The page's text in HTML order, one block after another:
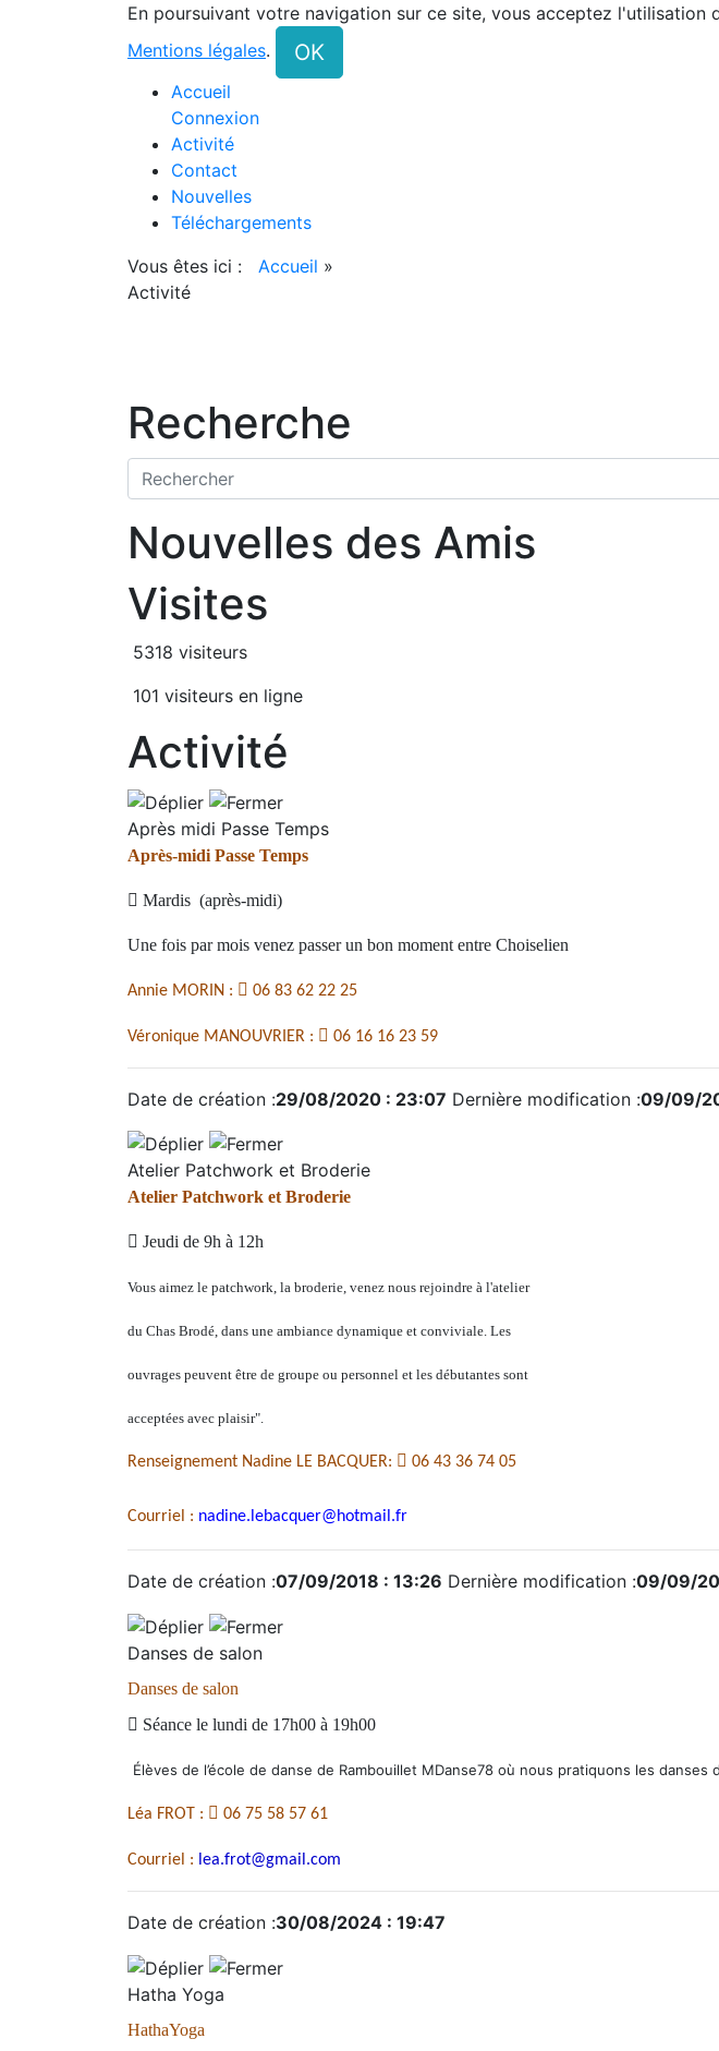
En poursuivant votre navigation sur ce site, vous acceptez
Mentions légales. OK
Accueil
Connexion
Activité
Contact
Nouvelles
Téléchargements
Vous êtes ici :
Accueil »
Activité
Recherche
Nouvelles des Amis
Visites
5318 visiteurs
101 visiteurs en ligne
Activité
Après midi Passe Temps
Après-midi Passe Temps
 Mardis (après-midi)
Une fois par mois venez passer un bon moment entre Choiselien
Annie MORIN :  06 83 62 22 25
Véronique MANOUVRIER :  06 16 16 23 59
Date de création :29/08/2020 : 23:07 Dernière modification :09/09/
Atelier Patchwork et Broderie
Atelier Patchwork et Broderie
 Jeudi de 9h à 12h
Vous aimez le patchwork, la broderie, venez nous rejoindre à l'atelier
du Chas Brodé, dans une ambiance dynamique et conviviale. Les
ouvrages peuvent être de groupe ou personnel et les débutantes sont
acceptées avec plaisir".
Renseignement Nadine LE BACQUER:  06 43 36 74 05
Courriel : nadine.lebacquer@hotmail.fr
Date de création :07/09/2018 : 13:26 Dernière modification :09/09/
Danses de salon
Danses de salon
 Séance le lundi de 17h00 à 19h00
Élèves de l’école de danse de Rambouillet MDanse78 où nous pratiquons les danses
Léa FROT :  06 75 58 57 61
Courriel : lea.frot@gmail.com
Date de création :30/08/2024 : 19:47
Hatha Yoga
HathaYoga